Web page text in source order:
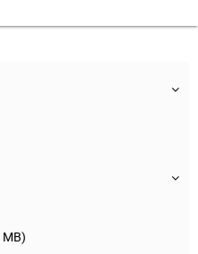
MB)